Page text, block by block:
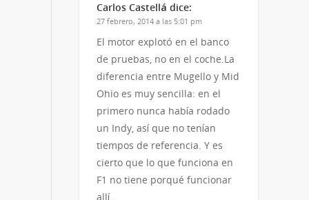
Carlos Castellá dice:
27 febrero, 2014 a las 5:01 pm
El motor explotó en el banco
de pruebas, no en el coche.La
diferencia entre Mugello y Mid
Ohio es muy sencilla: en el
primero nunca había rodado
un Indy, así que no tenían
tiempos de referencia. Y es
cierto que lo que funciona en
F1 no tiene porqué funcionar
allí.